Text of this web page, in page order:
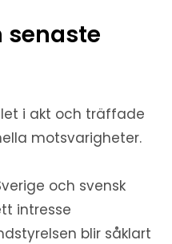
senaste
i akt och träffade
motsvarigheter.
och svensk
intresse
blir såklart